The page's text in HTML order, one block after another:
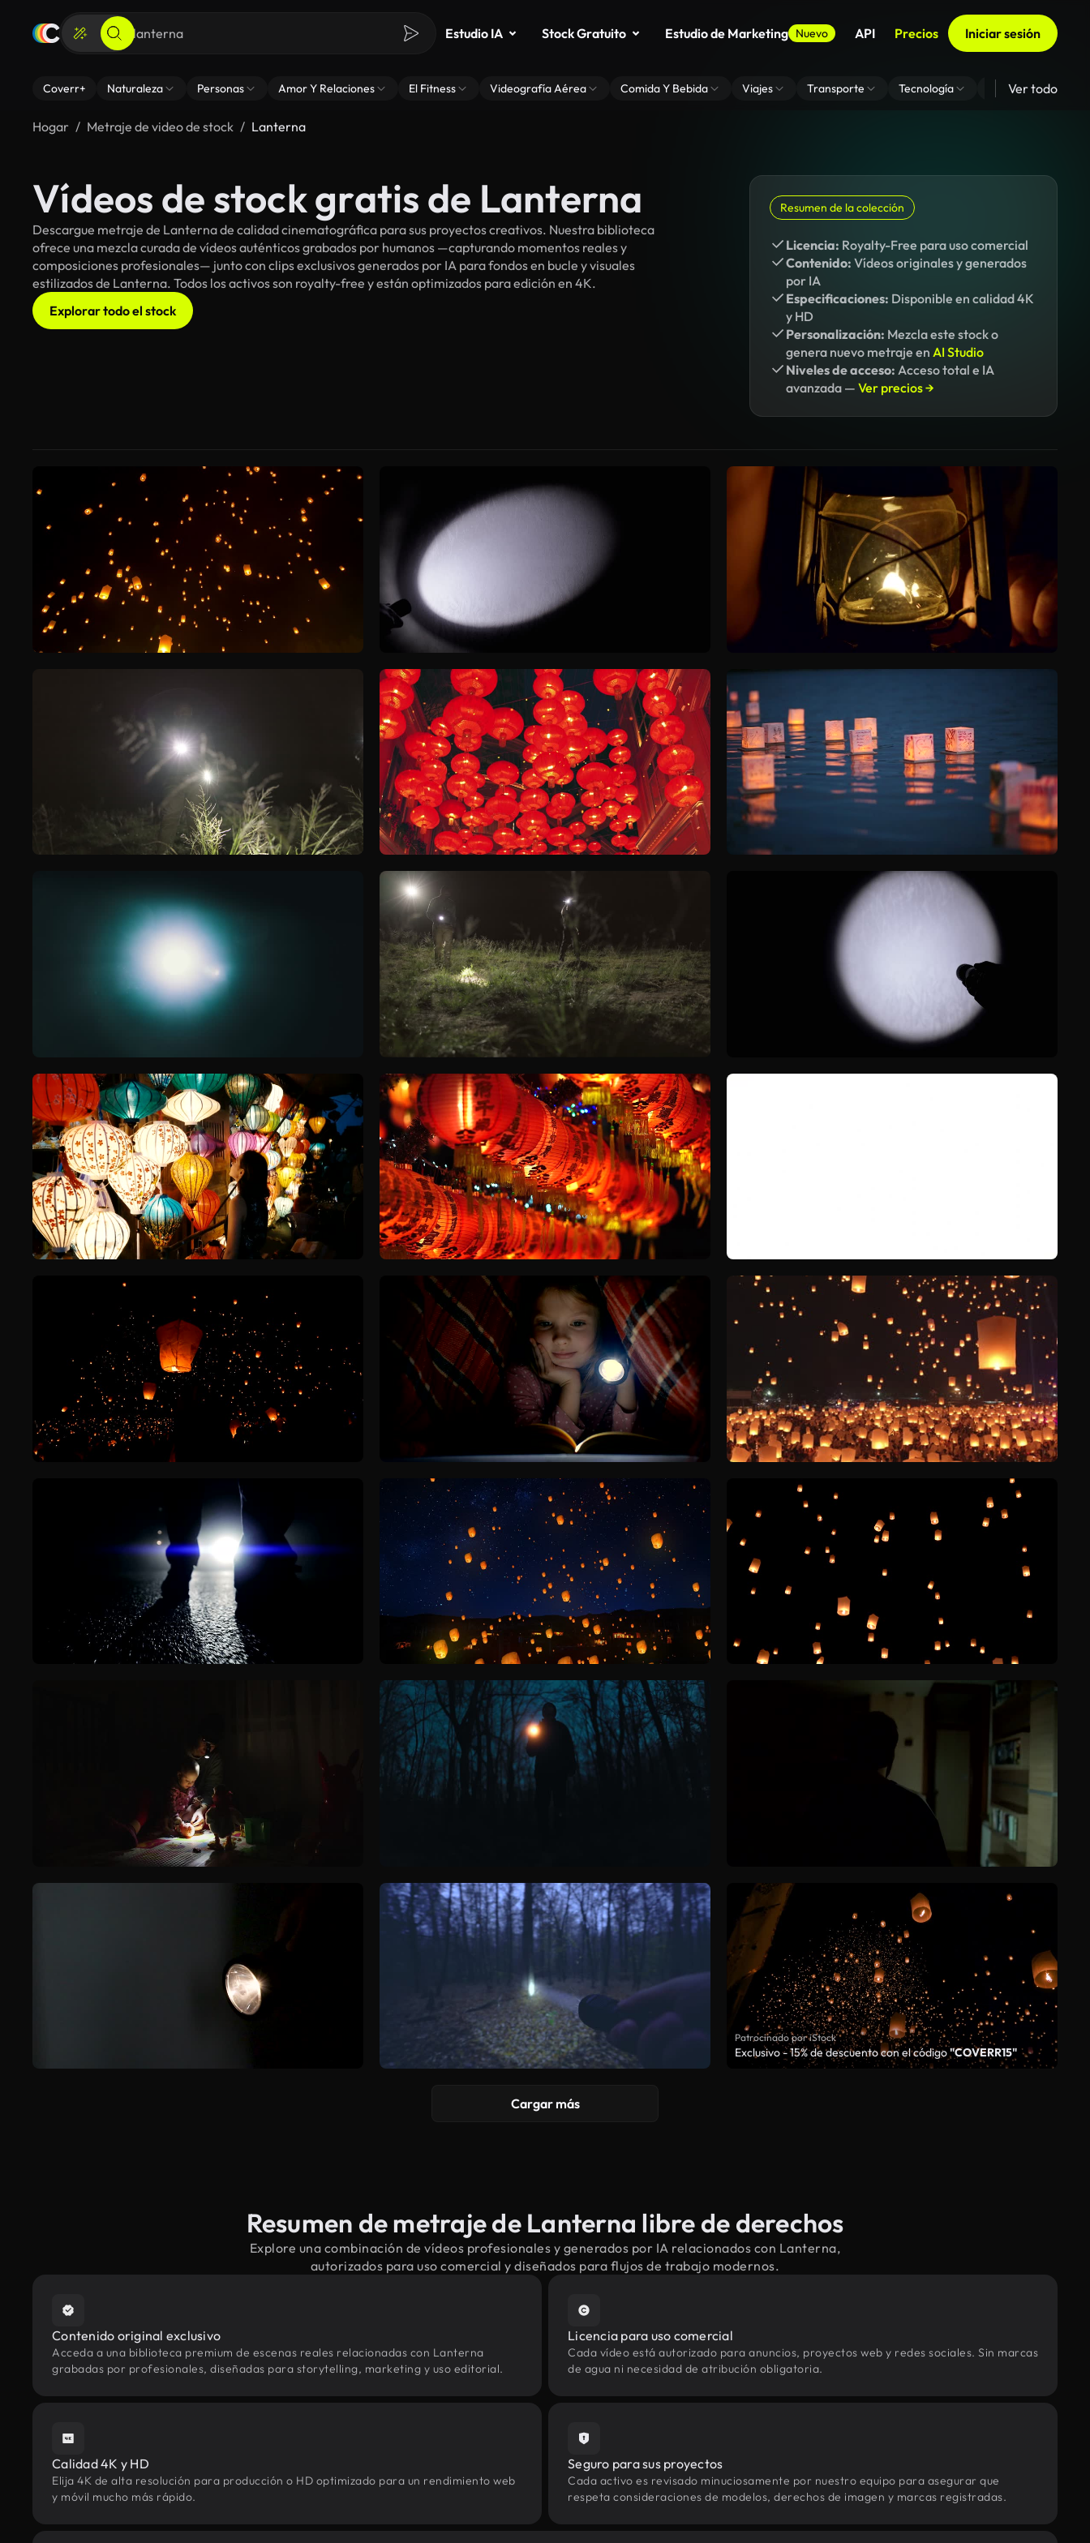
Estudio IA Stock Gratuito Estudio de Marketing Nuevo API Precios Iniciar sesión
Coverr+ Naturaleza Personas Amor Y Relaciones El Fitness Videografía Aérea Comida Y Bebida Viajes Transporte Tecnología Zoom De Fondo
Ver todo
Hogar Metraje de video de stock Lanterna
Vídeos de stock gratis de Lanterna
Descargue metraje de Lanterna de calidad cinematográfica para sus proyectos creativos. Nuestra biblioteca
ofrece una mezcla curada de vídeos auténticos grabados por humanos —capturando momentos reales y
composiciones profesionales— junto con clips exclusivos generados por IA para fondos en bucle y visuales
estilizados de Lanterna. Todos los activos son royalty-free y están optimizados para edición en 4K.
Explorar todo el stock
Resumen de la colección
Licencia: Royalty-Free para uso comercial
Contenido: Vídeos originales y generados
por IA
Especificaciones: Disponible en calidad 4K
y HD
Personalización: Mezcla este stock o
genera nuevo metraje en AI Studio
Niveles de acceso: Acceso total e IA
avanzada — Ver precios →
Patrocinado por iStock
Exclusivo - 15% de descuento con el código"COVERR15"
Cargar más
Resumen de metraje de Lanterna libre de derechos
Explore una combinación de vídeos profesionales y generados por IA relacionados con Lanterna,
autorizados para uso comercial y diseñados para flujos de trabajo modernos.
Contenido original exclusivo
Acceda a una biblioteca premium de escenas reales relacionadas con Lanterna
grabadas por profesionales, diseñadas para storytelling, marketing y uso editorial.
Licencia para uso comercial
Cada vídeo está autorizado para anuncios, proyectos web y redes sociales. Sin marcas
de agua ni necesidad de atribución obligatoria.
Calidad 4K y HD
Elija 4K de alta resolución para producción o HD optimizado para un rendimiento web
y móvil mucho más rápido.
Seguro para sus proyectos
Cada activo es revisado minuciosamente por nuestro equipo para asegurar que
respeta consideraciones de modelos, derechos de imagen y marcas registradas.